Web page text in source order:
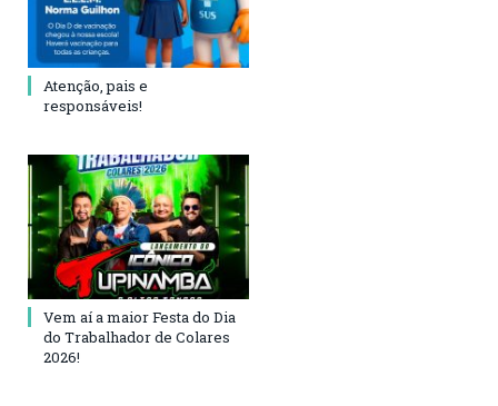
Atenção, pais e
responsáveis!
Vem aí a maior Festa do Dia
do Trabalhador de Colares
2026!